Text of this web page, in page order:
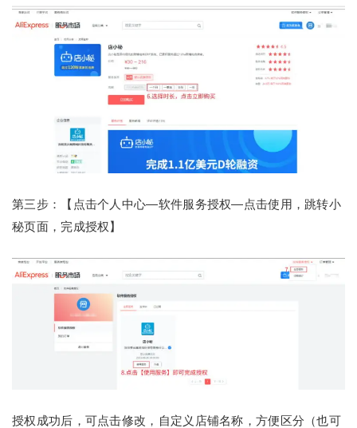
第三步：【点击个人中心—软件服务授权—点击使用，跳转小
秘页面，完成授权】
授权成功后，可点击修改，自定义店铺名称，方便区分（也可